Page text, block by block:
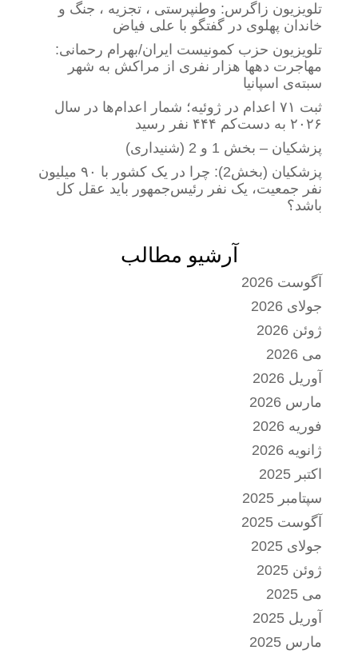
تلویزیون زاگرس: وطنپرستی ، تجزیه ، جنگ و
خاندان پهلوی در گفتگو با علی فیاض
تلویزیون حزب کمونیست ایران/بهرام رحمانی:
مهاجرت دهها هزار نفری از مراکش به شهر
سبته‌ی اسپانیا
ثبت ۷۱ اعدام در ژوئیه؛ شمار اعدام‌ها در سال
۲۰۲۶ به دست‌کم ۴۴۴ نفر رسید
پزشکیان – بخش 1 و 2 (شنیداری)
پزشکیان (بخش2): چرا در یک کشور با ۹۰ میلیون
نفر جمعیت، یک نفر رئیس‌جمهور باید عقل کل
باشد؟
آرشیو مطالب
آگوست 2026
جولای 2026
ژوئن 2026
می 2026
آوریل 2026
مارس 2026
فوریه 2026
ژانویه 2026
اکتبر 2025
سپتامبر 2025
آگوست 2025
جولای 2025
ژوئن 2025
می 2025
آوریل 2025
مارس 2025